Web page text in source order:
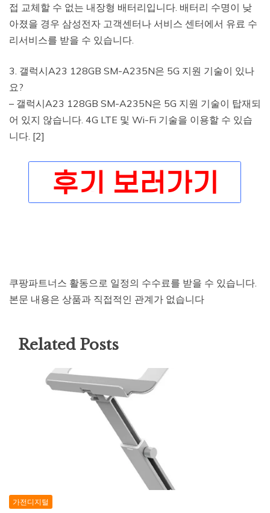
접 교체할 수 없는 내장형 배터리입니다. 배터리 수명이 낮
아졌을 경우 삼성전자 고객센터나 서비스 센터에서 유료 수
리서비스를 받을 수 있습니다.
3. 갤럭시A23 128GB SM-A235N은 5G 지원 기술이 있나
요?
– 갤럭시A23 128GB SM-A235N은 5G 지원 기술이 탑재되
어 있지 않습니다. 4G LTE 및 Wi-Fi 기술을 이용할 수 있습
니다. [2]
쿠팡파트너스 활동으로 일정의 수수료를 받을 수 있습니다.
본문 내용은 상품과 직접적인 관계가 없습니다
Related Posts
가전디지털